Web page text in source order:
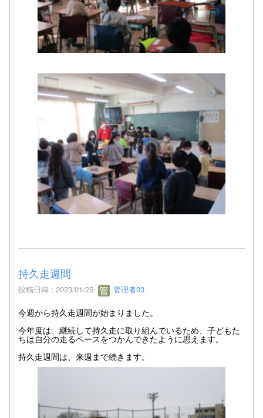
持久走週間
投稿日時 : 2023/01/25 管理者03
今週から持久走週間が始まりました。
今年度は、継続して持久走に取り組んでいるため、子どもた
ちは自分の走るペースをつかんできたように思えます。
持久走週間は、来週まで続きます。